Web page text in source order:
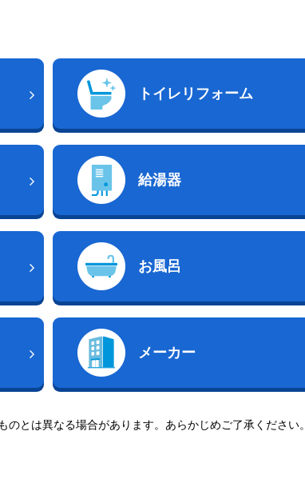
トイレリフォーム
給湯器
お風呂
メーカー
とは異なる場合があります。あらかじめご了承ください。